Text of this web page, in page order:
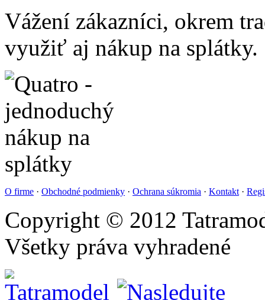
Vážení zákazníci, okrem
využiť aj nákup na splátky.
O firme · Obchodné podmienky · Ochrana súkromia · Kontakt ·
Copyright © 2012
Všetky práva vyhradené